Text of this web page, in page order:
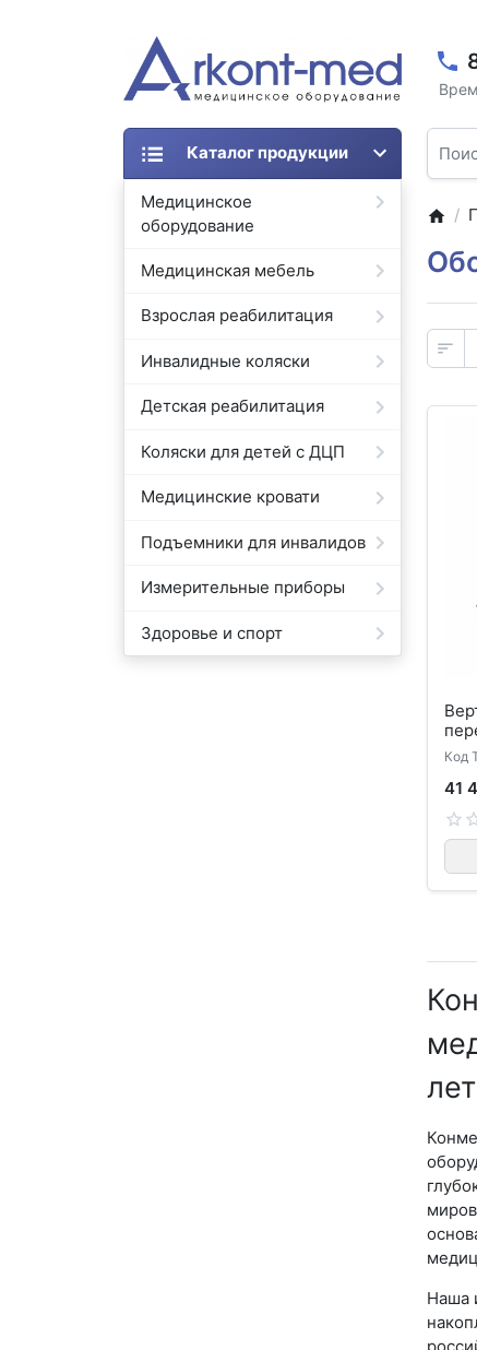
Каталог продукции
Медицинское
оборудование
Медицинская мебель
Взрослая реабилитация
Инвалидные коляски
Детская реабилитация
Коляски для детей с ДЦП
Медицинские кровати
Подъемники для инвалидов
Измерительные приборы
Здоровье и спорт
Код
41
Наша